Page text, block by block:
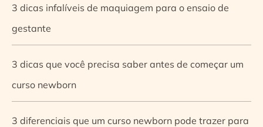
3 dicas infalíveis de maquiagem para o ensaio de
gestante
3 dicas que você precisa saber antes de começar um
curso newborn
3 diferenciais que um curso newborn pode trazer para